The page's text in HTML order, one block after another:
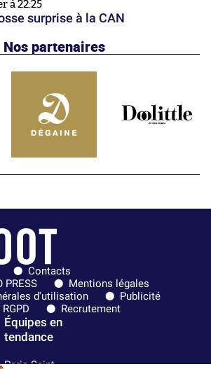
à 22:25
surprise à la CAN
Nos partenaires
Contacts
PRESS
Mentions légales
d'utilisation
Publicité
Recrutement
Équipes en
tendance
Paris Saint-